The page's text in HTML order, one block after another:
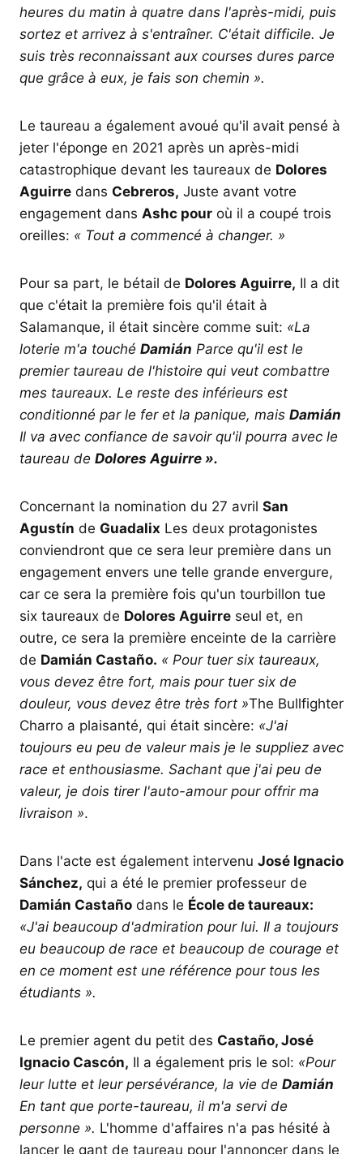
heures du matin à quatre dans l'après-midi, puis
sortez et arrivez à s'entraîner. C'était difficile. Je
suis très reconnaissant aux courses dures parce
que grâce à eux, je fais son chemin ».
Le taureau a également avoué qu'il avait pensé à
jeter l'éponge en 2021 après un après-midi
catastrophique devant les taureaux de Dolores
Aguirre dans Cebreros, Juste avant votre
engagement dans Ashc pour où il a coupé trois
oreilles: « Tout a commencé à changer. »
Pour sa part, le bétail de Dolores Aguirre, Il a dit
que c'était la première fois qu'il était à
Salamanque, il était sincère comme suit: «La
loterie m'a touché Damián Parce qu'il est le
premier taureau de l'histoire qui veut combattre
mes taureaux. Le reste des inférieurs est
conditionné par le fer et la panique, mais Damián
Il va avec confiance de savoir qu'il pourra avec le
taureau de Dolores Aguirre ».
Concernant la nomination du 27 avril San
Agustín de Guadalix Les deux protagonistes
conviendront que ce sera leur première dans un
engagement envers une telle grande envergure,
car ce sera la première fois qu'un tourbillon tue
six taureaux de Dolores Aguirre seul et, en
outre, ce sera la première enceinte de la carrière
de Damián Castaño. « Pour tuer six taureaux,
vous devez être fort, mais pour tuer six de
douleur, vous devez être très fort »The Bullfighter
Charro a plaisanté, qui était sincère: «J'ai
toujours eu peu de valeur mais je le suppliez avec
race et enthousiasme. Sachant que j'ai peu de
valeur, je dois tirer l'auto-amour pour offrir ma
livraison ».
Dans l'acte est également intervenu José Ignacio
Sánchez, qui a été le premier professeur de
Damián Castaño dans le École de taureaux:
«J'ai beaucoup d'admiration pour lui. Il a toujours
eu beaucoup de race et beaucoup de courage et
en ce moment est une référence pour tous les
étudiants ».
Le premier agent du petit des Castaño, José
Ignacio Cascón, Il a également pris le sol: «Pour
leur lutte et leur persévérance, la vie de Damián
En tant que porte-taureau, il m'a servi de
personne ». L'homme d'affaires n'a pas hésité à
lancer le gant de taureau pour l'annoncer dans le